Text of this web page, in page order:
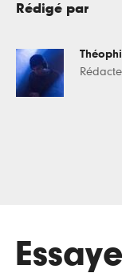
Rédigé par